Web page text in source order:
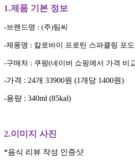
1.제품 기본 정보
-브랜드명 : (주)팀씨
-제풍명 : 칼로바이 프로틴 스파클링 포도
-구매처 : 쿠팡(네이버 쇼핑에서 가격 비
-가격 : 24개 33900원 (1개당 1400원)
-용량 : 340ml (85kal)
2.이미지 사진
*음식 리뷰 작성 인증샷